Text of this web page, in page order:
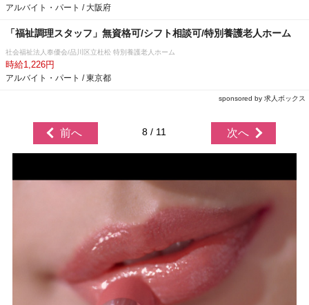
アルバイト・パート / 大阪府
「福祉調理スタッフ」無資格可/シフト相談可/特別養護老人ホーム
社会福祉法人奉優会/品川区立杜松 特別養護老人ホーム
時給1,226円
アルバイト・パート / 東京都
sponsored by 求人ボックス
前へ 8 / 11 次へ